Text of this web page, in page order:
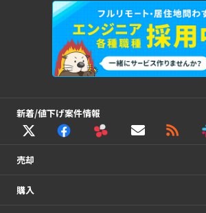
新着/値下げ案件情報
売却
購入